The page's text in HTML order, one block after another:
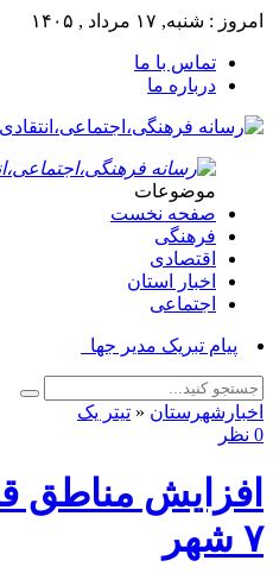
امروز : شنبه, ۱۷ مرداد , ۱۴۰۵
تماس با ما
درباره ما
موضوعات
صفحه نخست
فرهنگی
اقتصادی
اخبار استان
اجتماعی
پیام تبریک مدیر جهاد کشا_
اخبارشهرستان « تیتر یک
0 نظر
افزایش مناطق
۷ شهر